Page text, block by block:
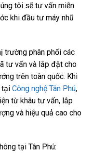
tôi sẽ tư vấn miễn
khi đầu tư máy nhũ
trường phân phối các
tư vấn và lắp đặt cho
trên toàn quốc. Khi
tại Công nghệ Tân Phú,
từ khâu tư vấn, lắp
và hiệu quả cao cho
tại Tân Phú: